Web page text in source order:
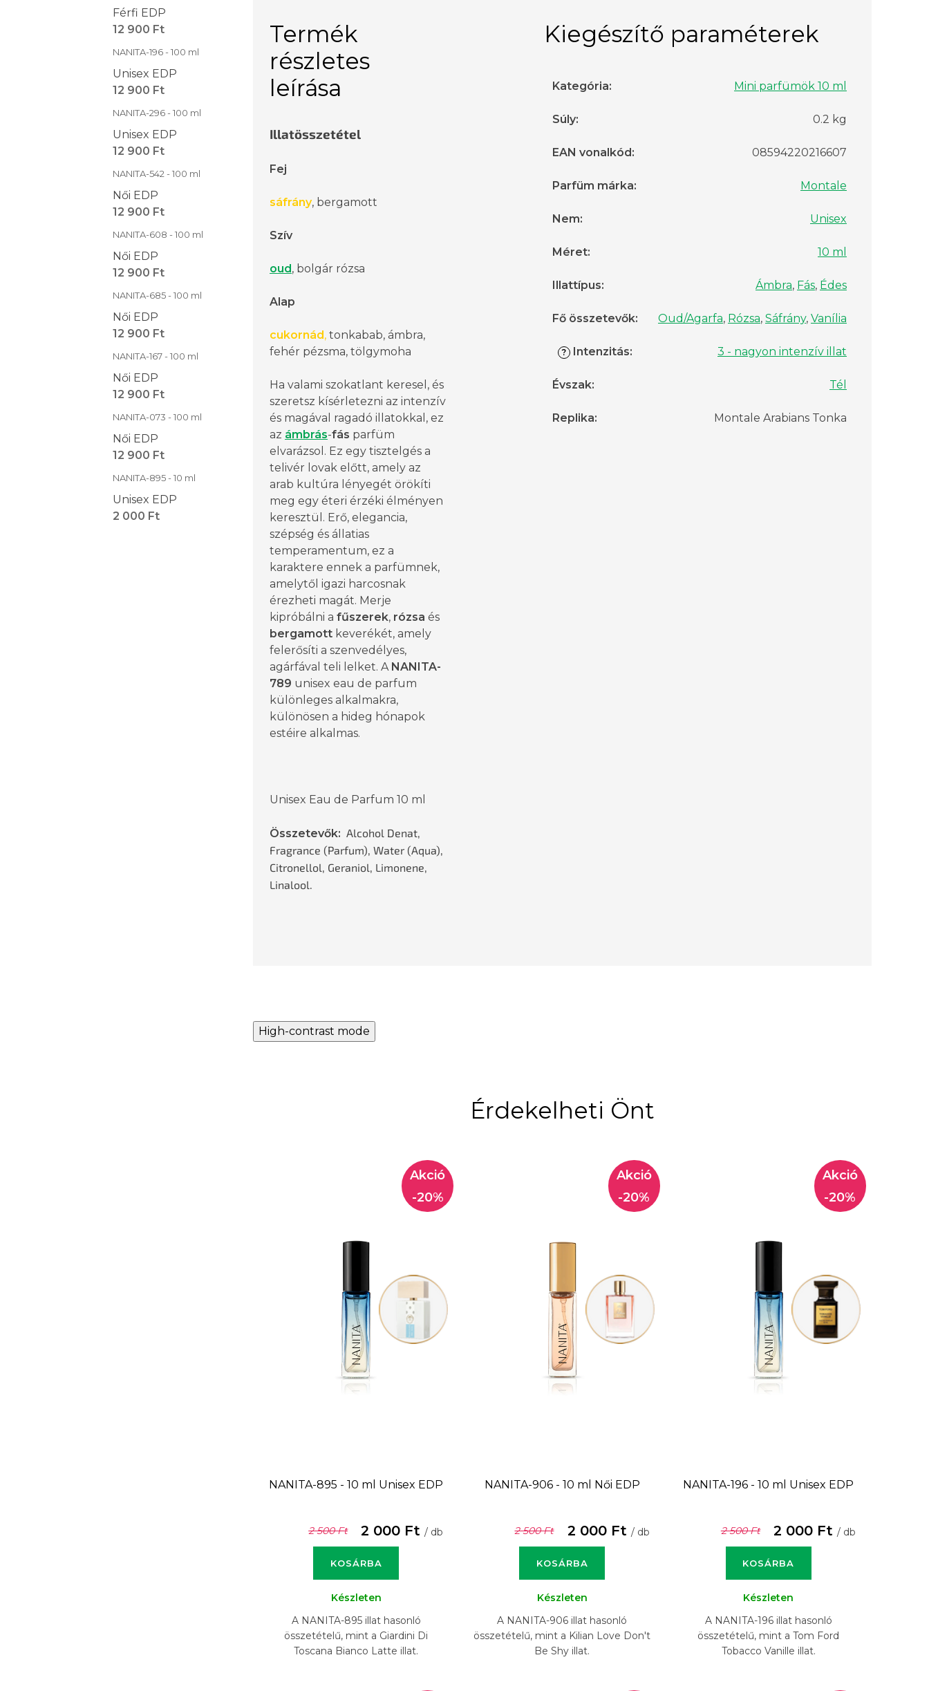
Férfi EDP
12 900 Ft
NANITA-196 - 100 ml
Unisex EDP
12 900 Ft
NANITA-296 - 100 ml
Unisex EDP
12 900 Ft
NANITA-542 - 100 ml
Női EDP
12 900 Ft
NANITA-608 - 100 ml
Női EDP
12 900 Ft
NANITA-685 - 100 ml
Női EDP
12 900 Ft
NANITA-167 - 100 ml
Női EDP
12 900 Ft
NANITA-073 - 100 ml
Női EDP
12 900 Ft
NANITA-895 - 10 ml
Unisex EDP
2 000 Ft
Termék
részletes
leírása
Illatösszetétel
Fej
sáfrány, bergamott
Szív
oud , bolgár rózsa
Alap
cukornád , tonkabab, ámbra,
fehér pézsma, tölgymoha
Ha valami szokatlant keresel, és
szeretsz kísérletezni az intenzív
és magával ragadó illatokkal, ez
az ámbrás-fás parfüm
elvarázsol. Ez egy tisztelgés a
telivér lovak előtt, amely az
arab kultúra lényegét örökíti
meg egy éteri érzéki élményen
keresztül. Erő, elegancia,
szépség és állatias
temperamentum, ez a
karaktere ennek a parfümnek,
amelytől igazi harcosnak
érezheti magát. Merje
kipróbálni a fűszerek, rózsa és
bergamott keverékét, amely
felerősíti a szenvedélyes,
agárfával teli lelket. A NANITA-
789 unisex eau de parfum
különleges alkalmakra,
különösen a hideg hónapok
estéire alkalmas.
Unisex Eau de Parfum 10 ml
Összetevők: Alcohol Denat,
Fragrance (Parfum), Water (Aqua),
Citronellol, Geraniol, Limonene,
Linalool.
Kiegészítő paraméterek
Kategória: Mini parfümök 10 ml
Súly: 0.2 kg
EAN vonalkód : 08594220216607
Parfüm márka: Montale
Nem: Unisex
Méret: 10 ml
Illattípus: Ámbra, Fás, Édes
Fő összetevők: Oud/Agarfa, Rózsa, Sáfrány, Vanília
? Intenzitás: 3 - nagyon intenzív illat
Évszak: Tél
Replika: Montale Arabians Tonka
High-contrast mode
Érdekelheti Önt
-20%
NANITA-895 - 10 ml Unisex EDP
2 500 Ft 2 000 Ft/ db
KOSÁRBA
Készleten
A NANITA-895 illat hasonló
összetételű, mint a Giardini Di
Toscana Bianco Latte illat.
-20%
NANITA-906 - 10 ml Női EDP
2 500 Ft 2 000 Ft / db
KOSÁRBA
Készleten
A NANITA-906 illat hasonló
összetételű, mint a Kilian Love Don't
Be Shy illat.
-20%
NANITA-196 - 10 ml Unisex EDP
2 500 Ft 2 000 Ft / db
KOSÁRBA
Készleten
A NANITA-196 illat hasonló
összetételű, mint a Tom Ford
Tobacco Vanille illat.